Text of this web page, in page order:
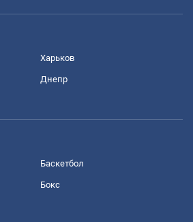
Харьков
Днепр
Баскетбол
Бокс